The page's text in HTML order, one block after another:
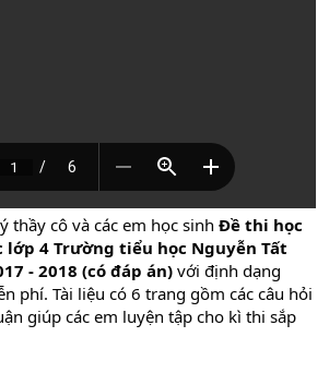
thầy cô và các em học sinh Đề thi học
lớp 4 Trường tiểu học Nguyễn Tất
- 2018 (có đáp án) với định dạng
phí. Tài liệu có 6 trang gồm các câu hỏi
giúp các em luyện tập cho kì thi sắp